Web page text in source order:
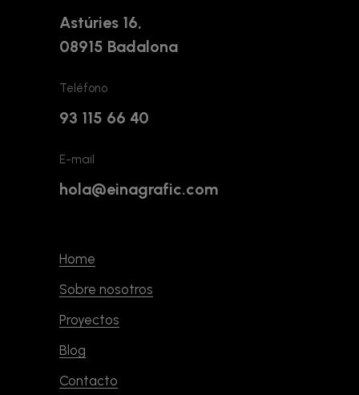
Astúries 16,
08915 Badalona
Teléfono
93 115 66 40
E-mail
hola@einagrafic.com
Home
Sobre nosotros
Proyectos
Blog
Contacto